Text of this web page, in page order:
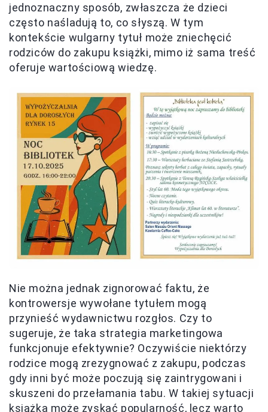
jednoznaczny sposób, zwłaszcza że dzieci
często naśladują to, co słyszą. W tym
kontekście wulgarny tytuł może zniechęcić
rodziców do zakupu książki, mimo iż sama treść
oferuje wartościową wiedzę.
Nie można jednak zignorować faktu, że
kontrowersje wywołane tytułem mogą
przynieść wydawnictwu rozgłos. Czy to
sugeruje, że taka strategia marketingowa
funkcjonuje efektywnie? Oczywiście niektórzy
rodzice mogą zrezygnować z zakupu, podczas
gdy inni być może poczują się zaintrygowani i
skuszeni do przełamania tabu. W takiej sytuacji
książka może zyskać popularność, lecz warto